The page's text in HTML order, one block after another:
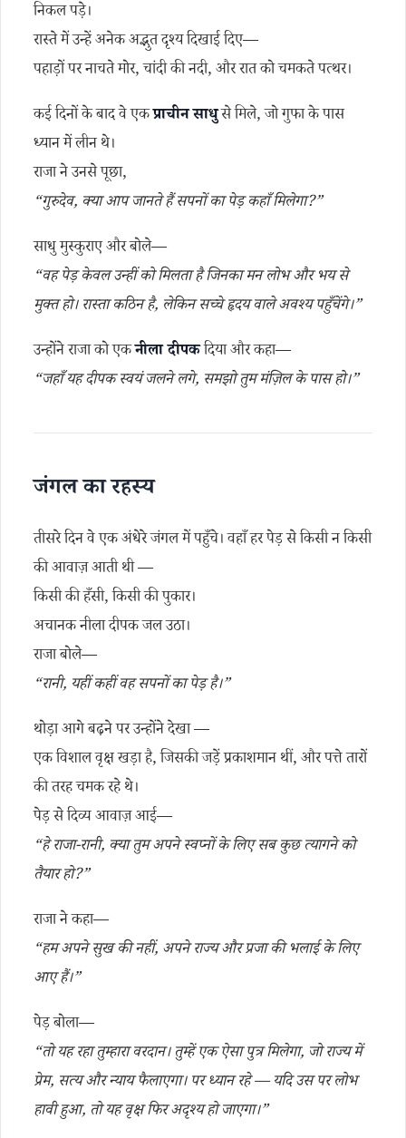
निकल पड़े।
रास्ते में उन्हें अनेक अद्भुत दृश्य दिखाई दिए—
पहाड़ों पर नाचते मोर, चांदी की नदी, और रात को चमकते पत्थर।
कई दिनों के बाद वे एकप्राचीन साधुसे मिले, जो गुफा के पास
ध्यान में लीन थे।
राजा ने उनसे पूछा,
“गुरुदेव, क्या आप जानते हैं सपनों का पेड़ कहाँ मिलेगा?”
साधु मुस्कुराए और बोले—
“वह पेड़ केवल उन्हीं को मिलता है जिनका मन लोभ और भय से
मुक्त हो। रास्ता कठिन है, लेकिन सच्चे हृदय वाले अवश्य पहुँचेंगे।”
उन्होंने राजा को एकनीला दीपकदिया और कहा—
“जहाँ यह दीपक स्वयं जलने लगे, समझो तुम मंज़िल के पास हो।”
जंगल का रहस्य
तीसरे दिन वे एक अंधेरे जंगल में पहुँचे। वहाँ हर पेड़ से किसी न किसी
की आवाज़ आती थी —
किसी की हँसी, किसी की पुकार।
अचानक नीला दीपक जल उठा।
राजा बोले—
“रानी, यहीं कहीं वह सपनों का पेड़ है।”
थोड़ा आगे बढ़ने पर उन्होंने देखा —
एक विशाल वृक्ष खड़ा है, जिसकी जड़ें प्रकाशमान थीं, और पत्ते तारों
की तरह चमक रहे थे।
पेड़ से दिव्य आवाज़ आई—
“हे राजा-रानी, क्या तुम अपने स्वप्नों के लिए सब कुछ त्यागने को
तैयार हो?”
राजा ने कहा—
“हम अपने सुख की नहीं, अपने राज्य और प्रजा की भलाई के लिए
आए हैं।”
पेड़ बोला—
“तो यह रहा तुम्हारा वरदान। तुम्हें एक ऐसा पुत्र मिलेगा, जो राज्य में
प्रेम, सत्य और न्याय फैलाएगा। पर ध्यान रहे — यदि उस पर लोभ
हावी हुआ, तो यह वृक्ष फिर अदृश्य हो जाएगा।”